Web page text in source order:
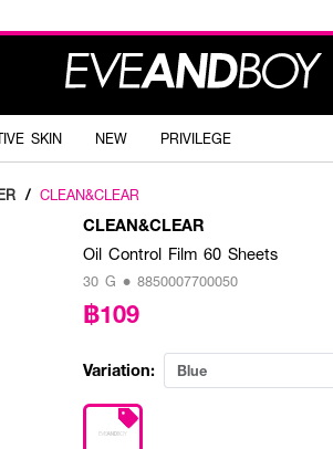
SKIN NEW PRIVILEGE
/ CLEAN&CLEAR
CLEAN&CLEAR
Oil Control Film 60 Sheets
30 G • 8850007700050
฿109
Variation: Blue